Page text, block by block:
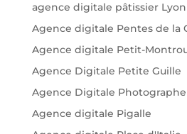
agence digitale pâtissier Lyon
Agence digitale Pentes de la
Agence digitale Petit-
Agence Digitale Petite Guille
Agence Digitale
Agence digitale Pigalle